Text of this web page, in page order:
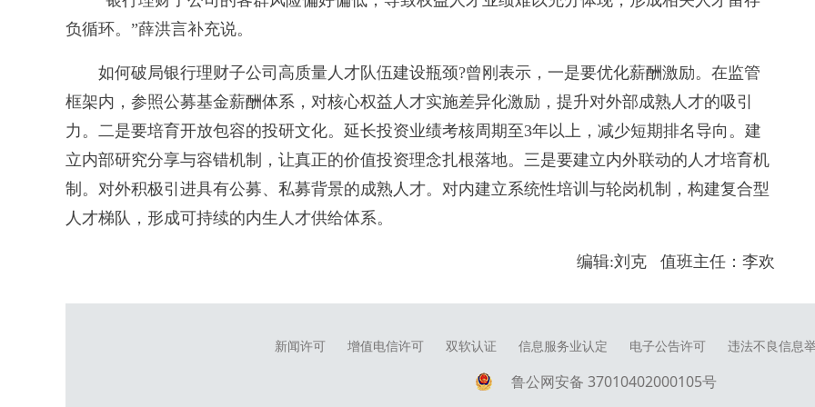
负循环。”薛洪言补充说。
如何破局银行理财子公司高质量人才队伍建设瓶颈?曾刚表示，一是要优化薪酬激励。在监管
框架内，参照公募基金薪酬体系，对核心权益人才实施差异化激励，提升对外部成熟人才的吸引
力。二是要培育开放包容的投研文化。延长投资业绩考核周期至3年以上，减少短期排名导向。建
立内部研究分享与容错机制，让真正的价值投资理念扎根落地。三是要建立内外联动的人才培育机
制。对外积极引进具有公募、私募背景的成熟人才。对内建立系统性培训与轮岗机制，构建复合型
人才梯队，形成可持续的内生人才供给体系。
编辑:刘克 值班主任：李欢
新闻许可 增值电信许可 双软认证 信息服务业认定 电子公告许可 违法不良信息
鲁公网安备 37010402000105号